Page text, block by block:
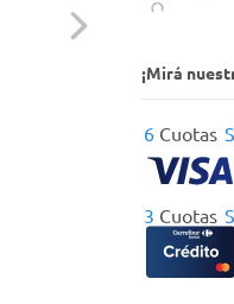
¡Mirá
3 Cuotas
6 Cuotas